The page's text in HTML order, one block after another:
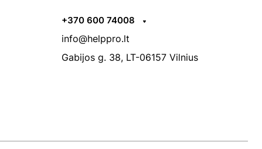
+370 600 74008
info@helppro.lt
Gabijos g. 38, LT-06157 Vilnius